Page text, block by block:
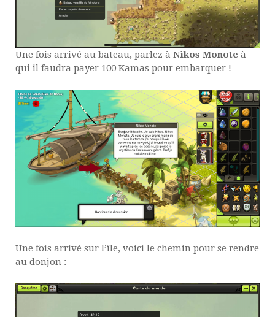
Une fois arrivé au bateau, parlez à Nikos Monote à
qui il faudra payer 100 Kamas pour embarquer !
Une fois arrivé sur l’île, voici le chemin pour se rendre
au donjon :